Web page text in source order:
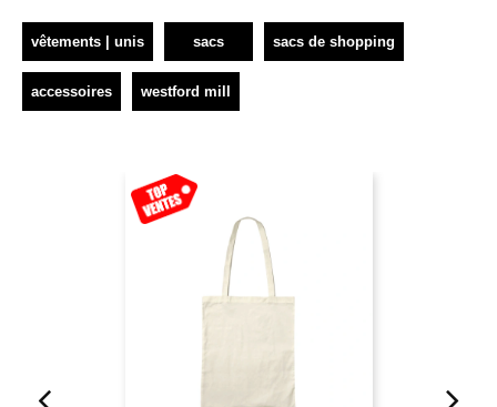
vêtements | unis sacs sacs de shopping
accessoires westford mill